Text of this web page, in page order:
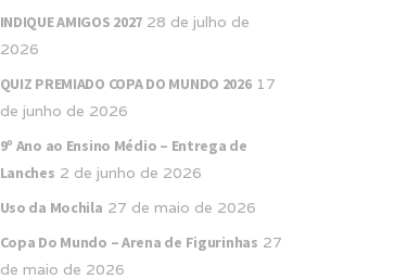
INDIQUE AMIGOS 2027 28 de julho de
2026
QUIZ PREMIADO COPA DO MUNDO 2026 17
de junho de 2026
9º Ano ao Ensino Médio – Entrega de
Lanches 2 de junho de 2026
Uso da Mochila 27 de maio de 2026
Copa Do Mundo – Arena de Figurinhas 27
de maio de 2026